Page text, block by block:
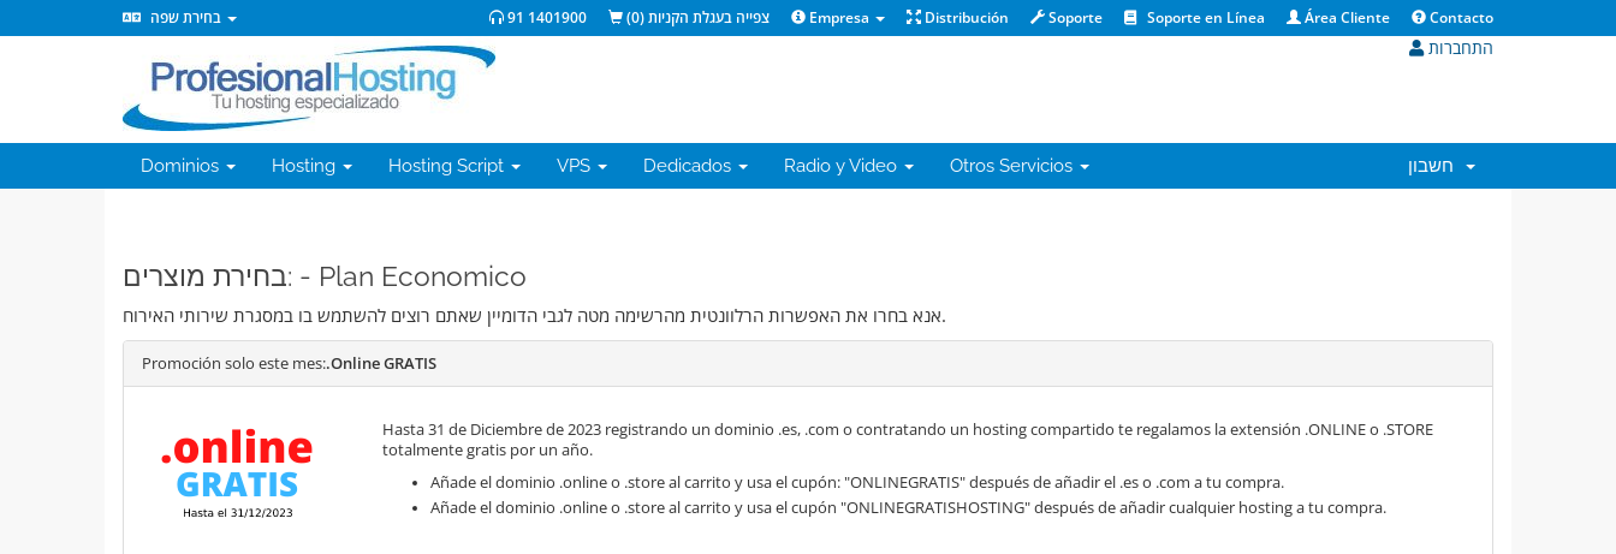
91 1401900 צפייה בעגלת הקניות (0
) Empresa Distribución Soporte Soporte en Línea Área Cliente Contacto
התחברות
Dominios Hosting Hosting Script VPS Dedicados Radio y Video Otros Servicios
בחירת מוצרים: - Plan Economico
אנא בחרו את האפשרות הרלוונטית מהרשימה מטה לגבי הדומיין שאתם רוצים להשתמש בו במסגרת שירותי האירוח.
Promoción solo este mes:.Online GRATIS
Hasta 31 de Diciembre de 2023 registrando un dominio .es, .com o contratando un hosting compartido te regalamos la extensión .ONLINE o .STORE
totalmente gratis por un año.
Añade el dominio .online o .store al carrito y usa el cupón: "ONLINEGRATIS" después de añadir el .es o .com a tu compra.
Añade el dominio .online o .store al carrito y usa el cupón "ONLINEGRATISHOSTING" después de añadir cualquier hosting a tu compra.